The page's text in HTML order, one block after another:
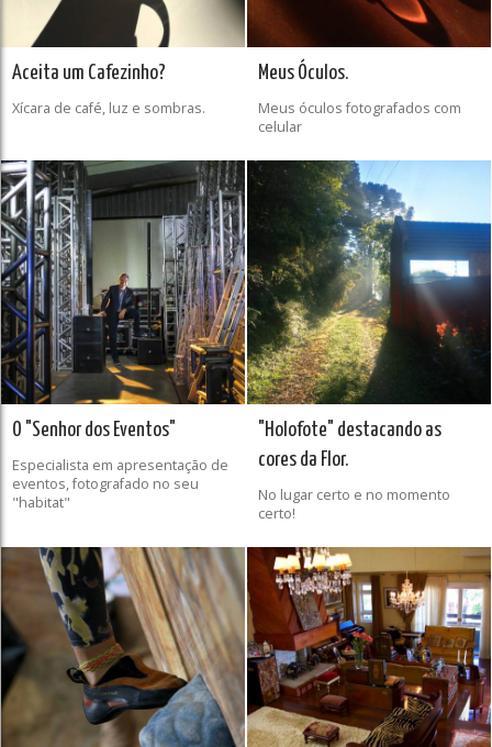
Aceita um Cafezinho?
Xícara de café, luz e sombras.
Meus Óculos.
Meus óculos fotografados com
celular
O "Senhor dos Eventos"
Especialista em apresentação de
eventos, fotografado no seu
"habitat"
"Holofote" destacando as
cores da Flor.
No lugar certo e no momento
certo!